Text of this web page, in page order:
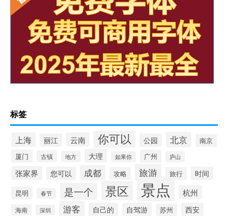
标签
上海 丽江 云南 你可以 公园 北京
南京
厦门
古镇 地方 大理 如果你 广州 庐山
张家界 您可以 成都 攻略 旅游 旅行 时间
昆明 春节 是一个 景区 景点 杭州
海南 深圳 游客 自己的 自驾游 苏州 西安